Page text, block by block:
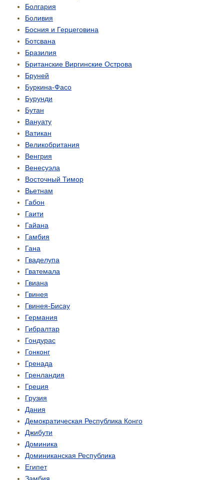
Болгария
Боливия
Босния и Герцеговина
Ботсвана
Бразилия
Британские Виргинские Острова
Бруней
Буркина-Фасо
Бурунди
Бутан
Вануату
Ватикан
Великобритания
Венгрия
Венесуэла
Восточный Тимор
Вьетнам
Габон
Гаити
Гайана
Гамбия
Гана
Гваделупа
Гватемала
Гвиана
Гвинея
Гвинея-Бисау
Германия
Гибралтар
Гондурас
Гонконг
Гренада
Гренландия
Греция
Грузия
Дания
Демо­кратическая Республика Конго
Джибути
Доминика
Доминиканская Республика
Египет